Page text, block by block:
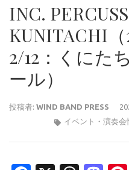
INC.
KUNITACHI（
2/12：くにた
ール）
投稿者: WIND BAND PRESS
イベント・演奏会